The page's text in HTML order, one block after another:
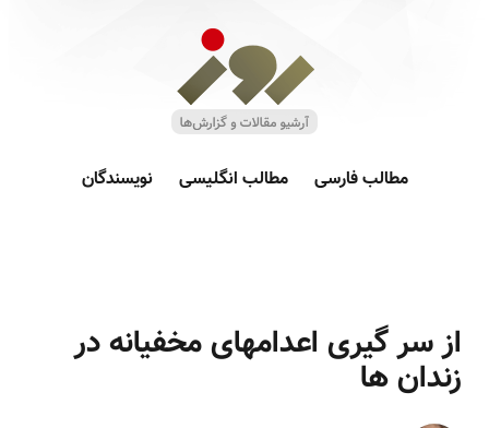
مطالب فارسی مطالب انگلیسی نویسندگان
از سر گیری اعدامهای مخفیانه در
زندان ها